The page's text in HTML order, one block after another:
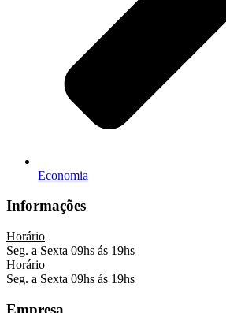
Economia
Informações
Horário
Seg. a Sexta 09hs ás 19hs
Horário
Seg. a Sexta 09hs ás 19hs
Empresa